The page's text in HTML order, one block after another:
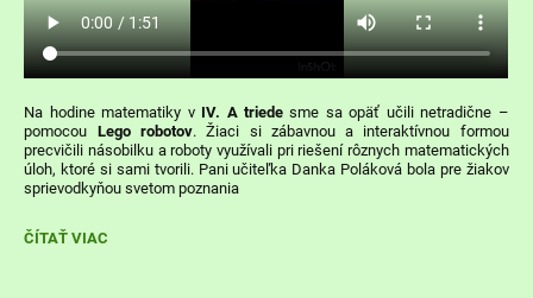
Na hodine matematiky v IV. A triede sme sa opäť učili netradične –
pomocou Lego robotov. Žiaci si zábavnou a interaktívnou formou
precvičili násobilku a roboty využívali pri riešení rôznych matematických
úloh, ktoré si sami tvorili. Pani učiteľka Danka Poláková bola pre žiakov
sprievodkyňou svetom poznania
MATEMATIKA
ČÍTAŤ VIAC